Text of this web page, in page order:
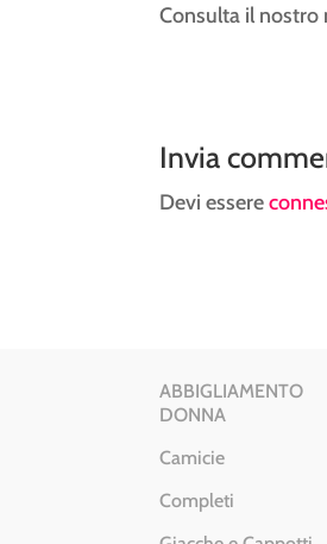
Consulta il nostro
Invia
Devi essere
ABBIGLIAMENTO
DONNA
Camicie
Completi